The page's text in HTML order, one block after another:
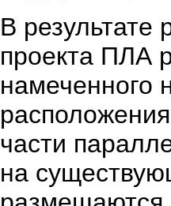
В результате
проекта ПЛА
намеченного
части
на